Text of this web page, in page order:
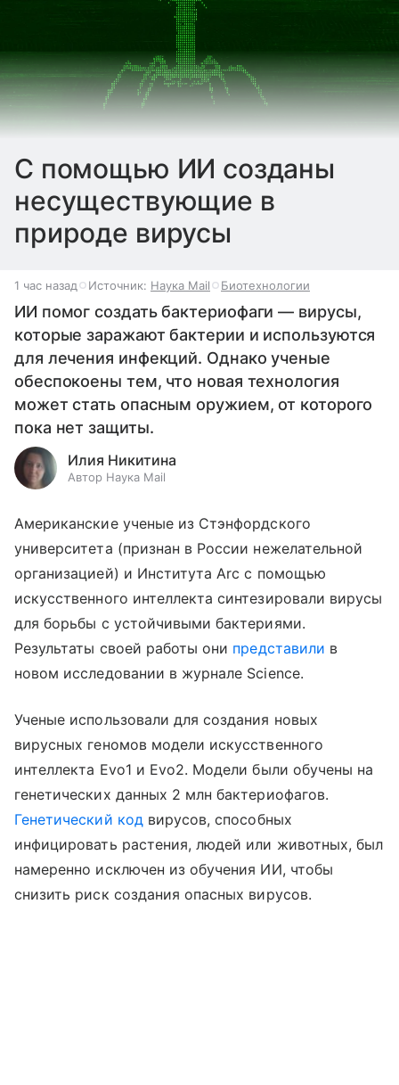
С помощью ИИ созданы
несуществующие в
природе вирусы
1 час назад Источник: Наука Mail Биотехнологии
ИИ помог создать бактериофаги — вирусы,
которые заражают бактерии и используются
для лечения инфекций. Однако ученые
обеспокоены тем, что новая технология
может стать опасным оружием, от которого
пока нет защиты.
Илия Никитина
Автор Наука Mail
Американские ученые из Стэнфордского
университета (признан в России нежелательной
организацией) и Института Arc с помощью
искусственного интеллекта синтезировали вирусы
для борьбы с устойчивыми бактериями.
Результаты своей работы они представили в
новом исследовании в журнале Science.
Ученые использовали для создания новых
вирусных геномов модели искусственного
интеллекта Evo1 и Evo2. Модели были обучены на
генетических данных 2 млн бактериофагов.
Генетический кодвирусов, способных
инфицировать растения, людей или животных, был
намеренно исключен из обучения ИИ, чтобы
снизить риск создания опасных вирусов.